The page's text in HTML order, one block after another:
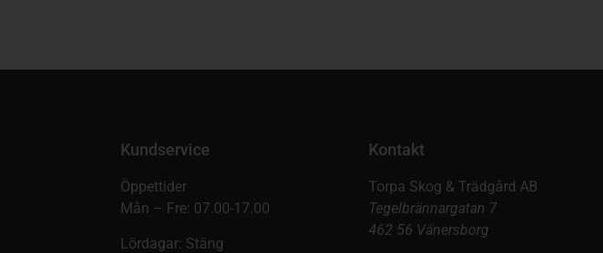
Kundservice
Öppettider
Mån – Fre: 07.00-17.00
Lördagar: Stäng
Kontakt
Torpa Skog & Trädgård AB
Tegelbrännargatan 7
462 56 Vänersborg